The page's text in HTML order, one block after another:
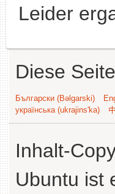
Leider
Diese
Български (Bəlgarski)
українська (ukrajins'ka)
Inhalt-
Ubuntu ist